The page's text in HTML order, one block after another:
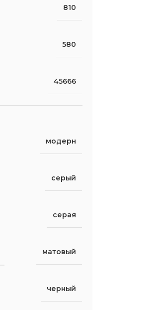
810
580
45666
модерн
серый
серая
матовый
черный